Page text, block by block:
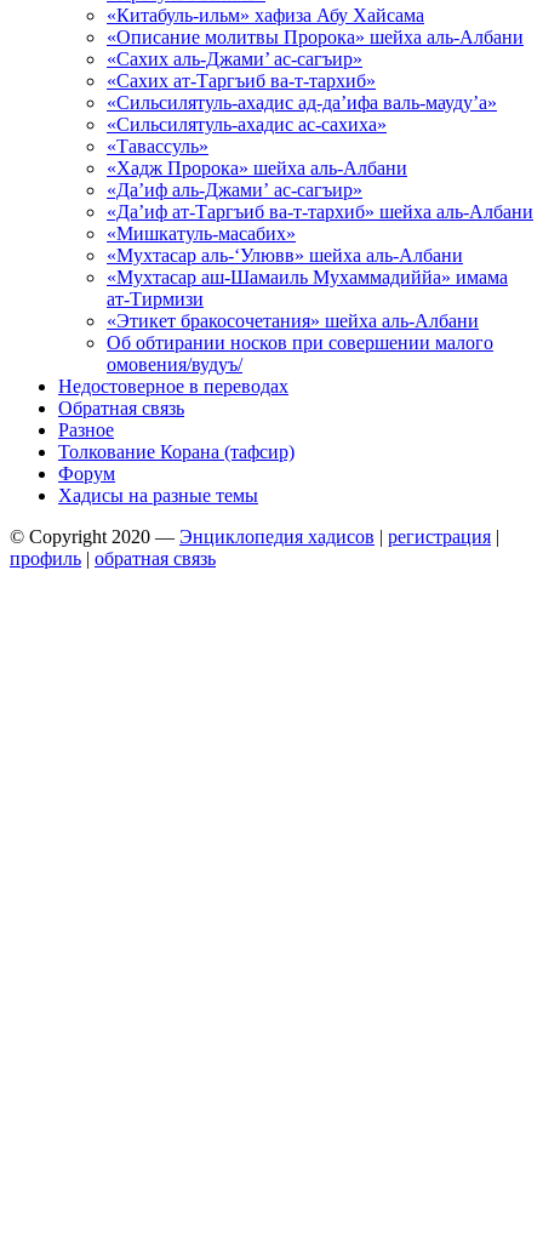
«Китабуль-ильм» хафиза Абу Хайсама
«Описание молитвы Пророка» шейха аль-Албани
«Сахих аль-Джами’ ас-сагъир»
«Сахих ат-Таргъиб ва-т-тархиб»
«Сильсилятуль-ахадис ад-да’ифа валь-мауду’а»
«Сильсилятуль-ахадис ас-сахиха»
«Тавассуль»
«Хадж Пророка» шейха аль-Албани
«Да’иф аль-Джами’ ас-сагъир»
«Да’иф ат-Таргъиб ва-т-тархиб» шейха аль-Албани
«Мишкатуль-масабих»
«Мухтасар аль-‘Улювв» шейха аль-Албани
«Мухтасар аш-Шамаиль Мухаммадиййа» имама
ат-Тирмизи
«Этикет бракосочетания» шейха аль-Албани
Об обтирании носков при совершении малого
омовения/вудуъ/
Недостоверное в переводах
Обратная связь
Разное
Толкование Корана (тафсир)
Форум
Хадисы на разные темы
© Copyright 2020 — Энциклопедия хадисов | регистрация |
профиль | обратная связь